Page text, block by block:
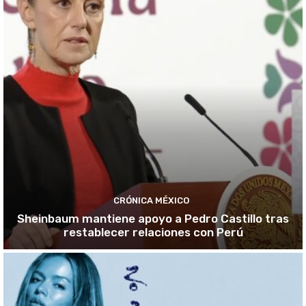
CRÓNICA MÉXICO
Sheinbaum mantiene apoyo a Pedro Castillo tras
restablecer relaciones con Perú